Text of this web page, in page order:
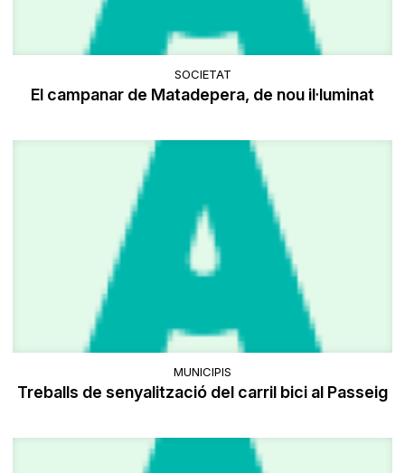
SOCIETAT
El campanar de Matadepera, de nou il·luminat
MUNICIPIS
Treballs de senyalització del carril bici al Passeig